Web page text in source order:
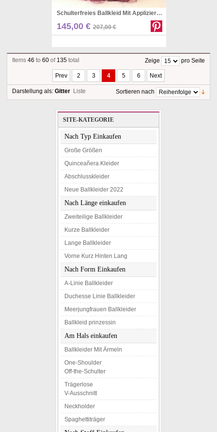
Schulterfreies Ballkleid Mit Appliziertem Tüllkleid JTC17303
145,00 € 207,00 €
Pinterest
Items46 to60 of 135 total Zeige pro Seite
Prev 2 3 4 5 6 Next
Darstellung als: Gitter Liste Sortieren nach
SITE-KATEGORIE
Nach Typ Einkaufen
Große Größen
Quinceañera Kleider
Abschlusskleider
Neue Ballkleider 2022
Nach Länge einkaufen
Zweiteilige Ballkleider
Kurze Ballkleider
Lange Ballkleider
Vorne Kurz Hinten Lang
Nach Form Einkaufen
A-Linie Ballkleider
Duchesse Linie Ballkleider
Meerjungfrauen Ballkleider
Ballkleid prinzessin
Am Hals einkaufen
Ballkleider Mit Ärmeln
One-Shoulder
Off-the-Schulter
Trägerlose
V-Ausschnitt
Neckholder
Spaghettiträger